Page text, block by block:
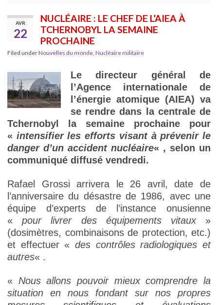
AVR
22
NUCLÉAIRE : LE CHEF DE L’AIEA À
TCHERNOBYL LA SEMAINE
PROCHAINE
Filed underNouvelles du monde, Nucléaire militaire
Le directeur général de
l’Agence internationale de
l’énergie atomique (AIEA) va
se rendre dans la centrale de
Tchernobyl la semaine prochaine pour
« intensifier les efforts visant à prévenir le
danger d’un accident nucléaire« , selon un
communiqué diffusé vendredi.
Rafael Grossi arrivera le 26 avril, date de
l’anniversaire du désastre de 1986, avec une
équipe d’experts de l’instance onusienne
«pour livrer des équipements vitaux»
(dosimètres, combinaisons de protection, etc.)
et effectuer « des contrôles radiologiques et
autres« .
« Nous allons pouvoir mieux comprendre la
situation en nous fondant sur nos propres